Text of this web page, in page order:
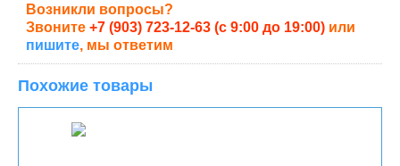
Возникли вопросы?
Звоните +7 (903) 723-12-63 (с 9:00 до 19:00) или
пишите, мы ответим
Похожие товары